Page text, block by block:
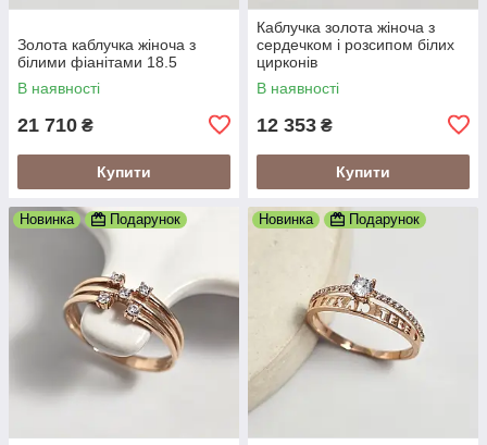
Золота каблучка жіноча з
білими фіанітами 18.5
В наявності
21 710 ₴
Купити
Каблучка золота жіноча з
сердечком і розсипом білих
цирконів
В наявності
12 353 ₴
Купити
Новинка Подарунок Новинка Подарунок